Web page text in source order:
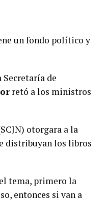
un fondo político y
Secretaría de
retó a los ministros
otorgara a la
distribuyan los libros
tema, primero la
entonces si van a